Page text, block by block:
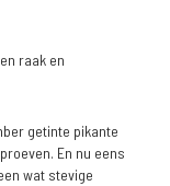
raak en
getinte pikante
En nu eens
wat stevige